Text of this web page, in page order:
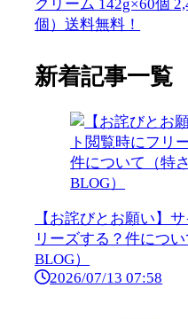
クリーム 142g×60個
個）送料無料！
新着記事一覧
【お詫びとお願い】
リーズする？件につ
BLOG）
2026/07/13 07:58